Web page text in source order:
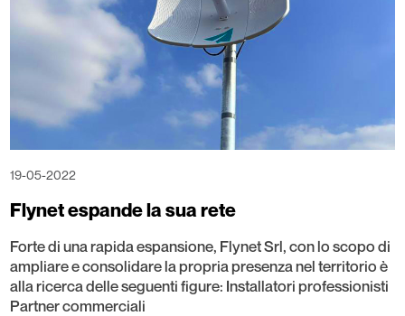
19-05-2022
Flynet espande la sua rete
Forte di una rapida espansione, Flynet Srl, con lo scopo di
ampliare e consolidare la propria presenza nel territorio è
alla ricerca delle seguenti figure: Installatori professionisti
Partner commerciali